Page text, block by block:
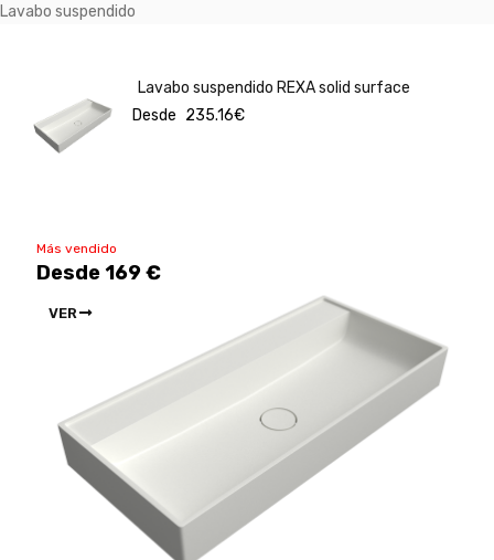
Lavabo suspendido
Lavabo suspendido REXA solid surface
Desde 235.16€
Más vendido
Desde 169 €
VER